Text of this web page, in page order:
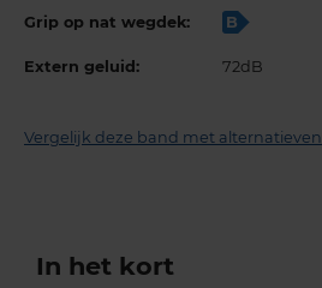
Grip op nat wegdek: B
Extern geluid: 72dB
Vergelijk deze band met alternatieven
In het kort